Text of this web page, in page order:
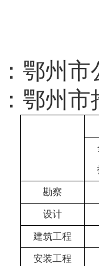
：鄂州
：鄂州
勘察
设计
建筑工程
安装工程